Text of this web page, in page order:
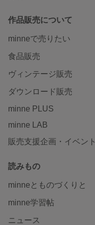
作品販売について
minneで売りたい
食品販売
ヴィンテージ販売
ダウンロード販売
minne PLUS
minne LAB
販売支援企画・イベント
読みもの
minneとものづくりと
minne学習帖
ニュース